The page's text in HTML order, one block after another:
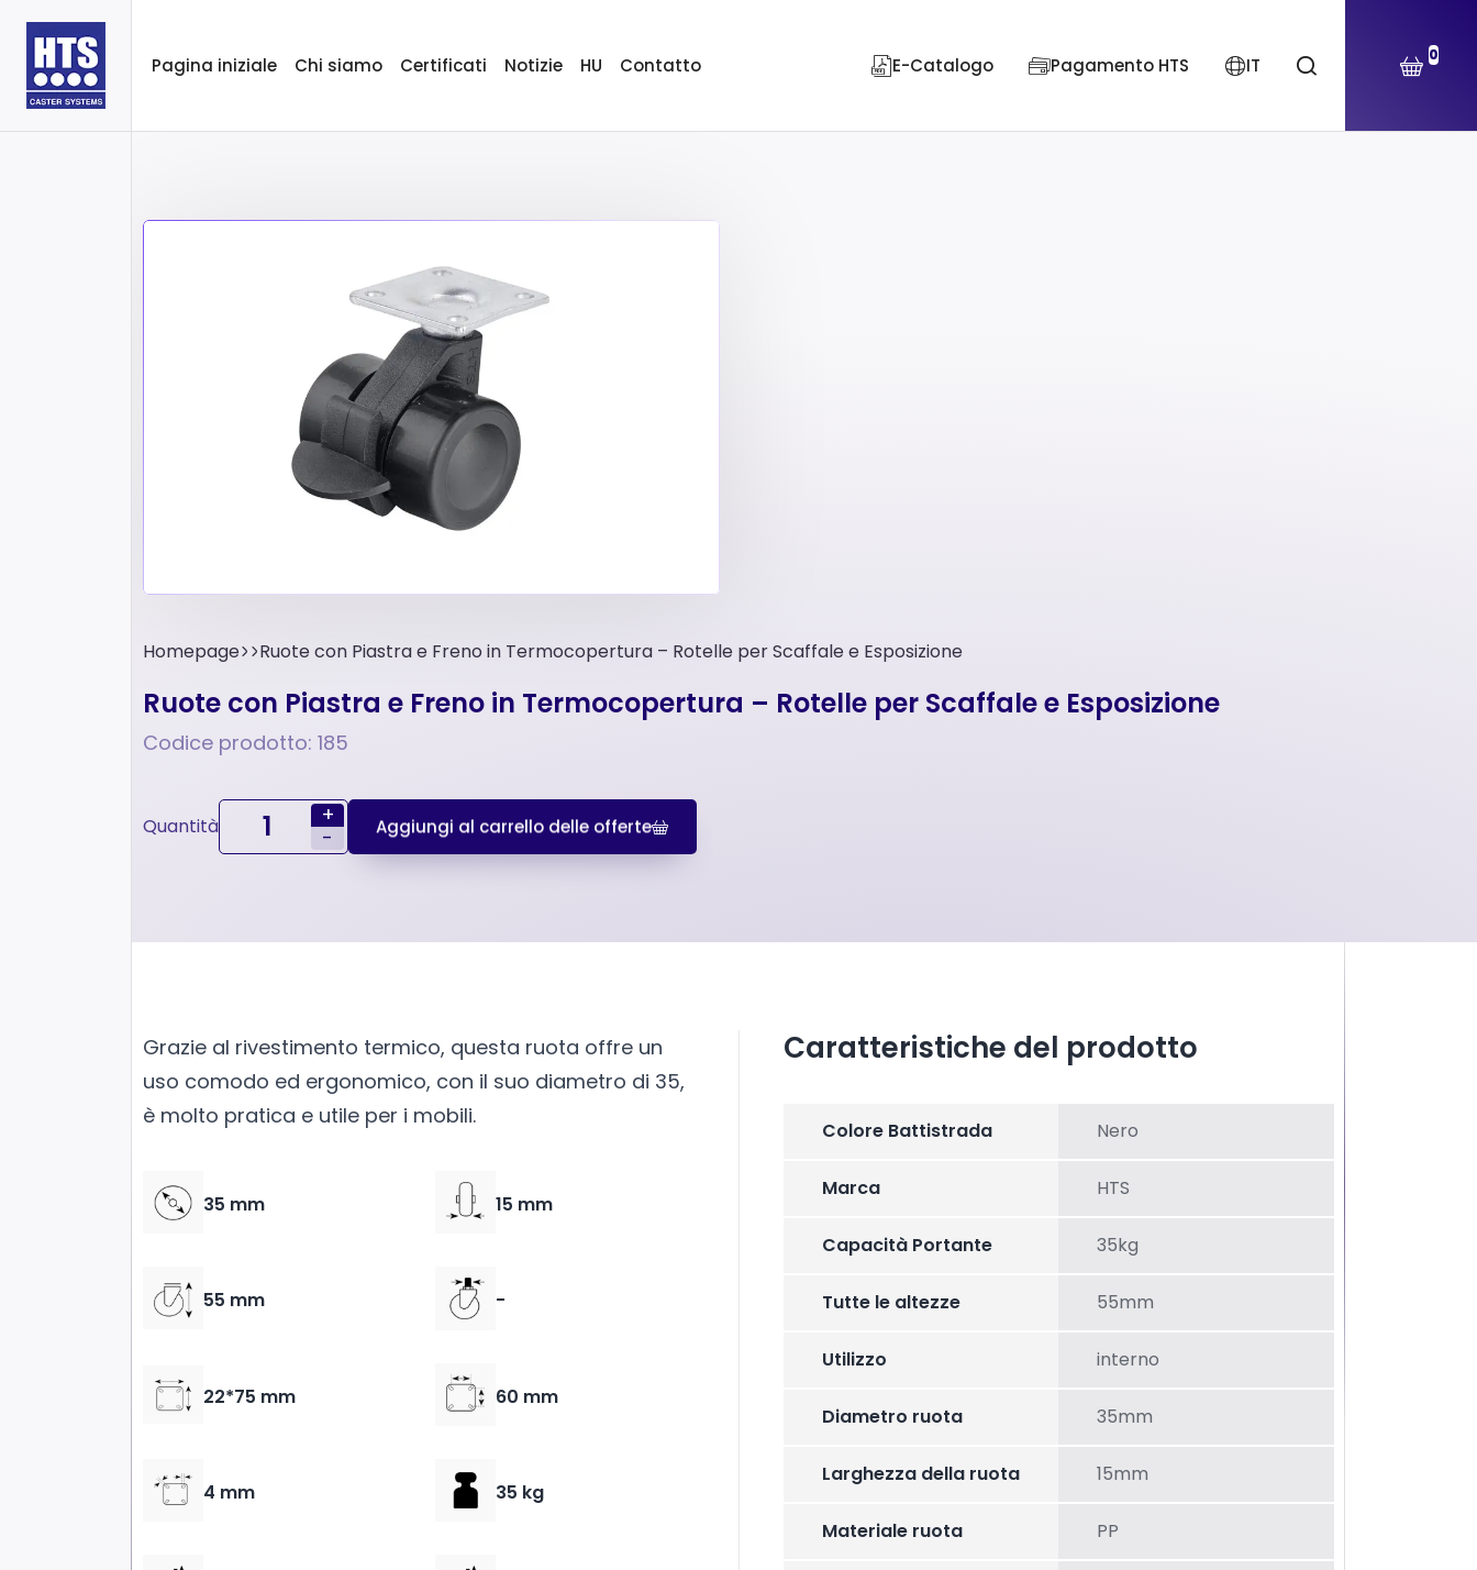
Pagina iniziale Chi siamo Certificati Notizie HU Contatto E-Catalogo Pagamento HTS IT 0
Homepage Ruote con Piastra e Freno in Termocopertura – Rotelle per Scaffale e Esposizione
Ruote con Piastra e Freno in Termocopertura – Rotelle per Scaffale e Esposizione
Codice prodotto: 185
Quantità
+
-
Aggiungi al carrello delle offerte
Grazie al rivestimento termico, questa ruota offre un
uso comodo ed ergonomico, con il suo diametro di 35,
è molto pratica e utile per i mobili.
35 mm 15 mm
55 mm -
22*75 mm 60 mm
4 mm 35 kg
Caratteristiche del prodotto
Colore Battistrada Nero
Marca HTS
Capacità Portante 35kg
Tutte le altezze 55mm
Utilizzo interno
Diametro ruota 35mm
Larghezza della ruota 15mm
Materiale ruota PP